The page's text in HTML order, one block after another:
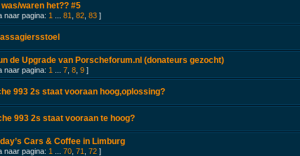
was/waren het?? #5
naar pagina: 1 81 82 83 ]
de Upgrade van Porscheforum.nl (donateurs gezocht)
naar pagina: 1 7 8 9 ]
993 2s staat vooraan hoog,oplossing?
993 2s staat vooraan te hoog?
Cars & Coffee in Limburg
naar pagina: 1 70 71 72 ]